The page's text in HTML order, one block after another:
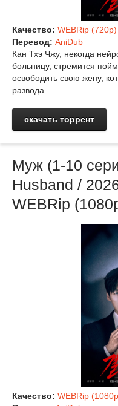
Качество: WEBRip (720p)
Перевод: AniDub
Кан Тхэ Чжу, некогда
больницу, стремится
освободить свою жену,
развода.
скачать торрент
Муж (1-10
Husband /
WEBRip
Качество: WEBRip